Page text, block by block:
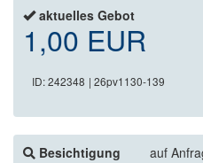
aktuelles Gebot
1,00 EUR
ID: 242348 | 26pv1130-139
Besichtigung
auf